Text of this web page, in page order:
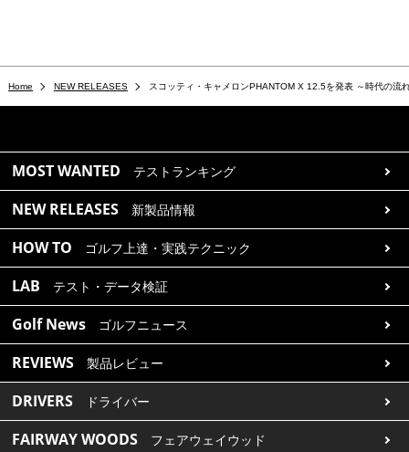
Home NEW RELEASES スコッティ・キャメロンPHANTOM X 12.5を発表 ～時代の流
MOST WANTED テストランキング
NEW RELEASES 新製品情報
HOW TO ゴルフ上達・実践テクニック
LAB テスト・データ検証
Golf News ゴルフニュース
REVIEWS 製品レビュー
DRIVERS ドライバー
FAIRWAY WOODS フェアウェイウッド